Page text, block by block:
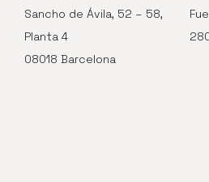
Sancho de Ávila, 52 – 58,
Planta 4
08018 Barcelona